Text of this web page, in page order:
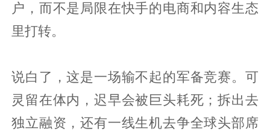
户，而不是局限在快手的电商和内容生态
里打转。
说白了，这是一场输不起的军备竞赛。可
灵留在体内，迟早会被巨头耗死；拆出去
独立融资，还有一线生机去争全球头部席